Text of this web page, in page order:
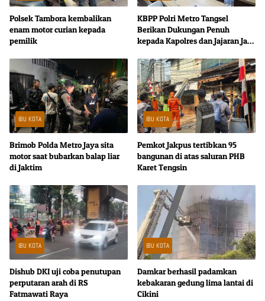
Polsek Tambora kembalikan
enam motor curian kepada
pemilik
KBPP Polri Metro Tangsel
Berikan Dukungan Penuh
kepada Kapolres dan Jajaran Jaga
IBU KOTA
Brimob Polda Metro Jaya sita
motor saat bubarkan balap liar
di Jaktim
IBU KOTA
Pemkot Jakpus tertibkan 95
bangunan di atas saluran PHB
Karet Tengsin
IBU KOTA
Dishub DKI uji coba penutupan
perputaran arah di RS
Fatmawati Raya
IBU KOTA
Damkar berhasil padamkan
kebakaran gedung lima lantai di
Cikini